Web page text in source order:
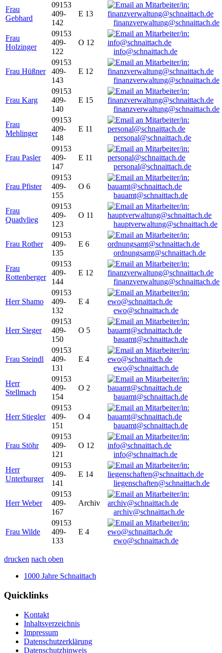
Frau
Gebhard
09153
409-
142
E 13
finanzverwaltung@schnaittach.de
Frau
Holzinger
09153
409-
122
O 12
info@schnaittach.de
Frau Hüßner
09153
409-
143
E 12
finanzverwaltung@schnaittach.de
Frau Karg
09153
409-
140
E 15
finanzverwaltung@schnaittach.de
Frau
Mehlinger
09153
409-
148
E 11
personal@schnaittach.de
Frau Pasler
09153
409-
147
E 11
personal@schnaittach.de
Frau Pfister
09153
409-
155
O 6
bauamt@schnaittach.de
Frau
Quadvlieg
09153
409-
123
O 11
hauptverwaltung@schnaittach.de
Frau Rother
09153
409-
135
E 6
ordnungsamt@schnaittach.de
Frau
Rottenberger
09153
409-
144
E 12
finanzverwaltung@schnaittach.de
Herr Shamo
09153
409-
132
E 4
ewo@schnaittach.de
Herr Steger
09153
409-
150
O 5
bauamt@schnaittach.de
Frau Steindl
09153
409-
131
E 4
ewo@schnaittach.de
Herr
Stellmach
09153
409-
154
O 2
bauamt@schnaittach.de
Herr Stiegler
09153
409-
151
O 4
bauamt@schnaittach.de
Frau Stöhr
09153
409-
121
O 12
info@schnaittach.de
Herr
Unterburger
09153
409-
141
E 14
liegenschaften@schnaittach.de
Herr Weber
09153
409-
167
Archiv
archiv@schnaittach.de
Frau Wilde
09153
409-
133
E 4
ewo@schnaittach.de
drucken nach oben
1000 Jahre Schnaittach
Quicklinks
Kontakt
Inhaltsverzeichnis
Impressum
Datenschutzerklärung
Datenschutzhinweis